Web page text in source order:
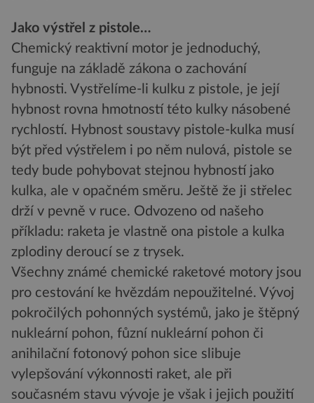
Jako výstřel z pistole…
Chemický reaktivní motor je jednoduchý,
funguje na základě zákona o zachování
hybnosti. Vystřelíme-li kulku z pistole, je její
hybnost rovna hmotností této kulky násobené
rychlostí. Hybnost soustavy pistole-kulka musí
být před výstřelem i po něm nulová, pistole se
tedy bude pohybovat stejnou hybností jako
kulka, ale v opačném směru. Ještě že ji střelec
drží v pevně v ruce. Odvozeno od našeho
příkladu: raketa je vlastně ona pistole a kulka
zplodiny deroucí se z trysek.
Všechny známé chemické raketové motory jsou
pro cestování ke hvězdám nepoužitelné. Vývoj
pokročilých pohonných systémů, jako je štěpný
nukleární pohon, fůzní nukleární pohon či
anihilační fotonový pohon sice slibuje
vylepšování výkonnosti raket, ale při
současném stavu vývoje je však i jejich použití